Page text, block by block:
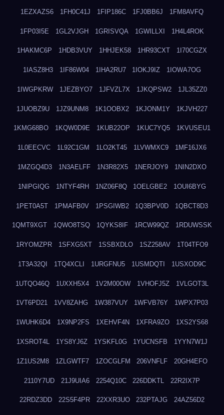
1EZXAZS6 1FH0C41J 1FIP186C 1FJ0BB6J 1FM8AVFQ
1FP03I5E 1GL2VJGH 1GRISVQA 1GWILLXI 1H4L4ROK
1HAKMC6P 1HDB3VUY 1HHJEK58 1HR93CXT 1I70CGZX
1IASZ8H3 1IF86W04 1IHA2RU7 1IOKJ9IZ 1IOWA7OG
1IWGPKRW 1JEZBYO7 1JFVZL7X 1JKQPSW2 1JL35ZZ0
1JUOBZ9U 1JZ9UNM8 1K1OOBX2 1KJONM1Y 1KJVH227
1KMG68BO 1KQW0D9E 1KUB22OP 1KUC7YQ5 1KVUSEU1
1L0EECVC 1L92C1GM 1LO2KT45 1LVWMXC9 1MF16JX6
1MZGQ4D3 1N3AELFF 1N3R82X5 1NERJOY9 1NIN2DXO
1NIPGIQG 1NTYF4RH 1NZ06F8Q 1OELGBE2 1OUI6BYG
1PET0A5T 1PMAFB0V 1PSGIWB2 1Q3BPV0D 1QBCT8D3
1QMT9XGT 1QWO8TSQ 1QYKS8IF 1RCW99QZ 1RDUWSSK
1RYOMZPR 1SFXG5XT 1SSBXDLO 1SZ258AV 1T04TFO9
1T3A32QI 1TQ4XCLI 1URGFNU5 1USMDQTI 1USXOD9C
1UTQO46Q 1UXXH5X4 1V2M00OW 1VHOFJ5Z 1VLGOT3L
1VT6PD21 1VV8ZAHG 1W387VUY 1WFVB76Y 1WPX7P03
1WUHK6D4 1X9NP2FS 1XEHVF4N 1XFRA9ZO 1XS2YS68
1XSROT4L 1YS8YJ6Z 1YSKFL0G 1YUCNSFB 1YYN7W1J
1Z1US2M8 1ZLGWTF7 1ZOCGLFM 206VNFLF 20GH4EFO
2110Y7UD 21J9UIA6 2254Q10C 226DDKTL 22R2IX7P
22RDZ3DD 22S5F4PR 22XXR3UO 232PTAJG 24AZ56D2